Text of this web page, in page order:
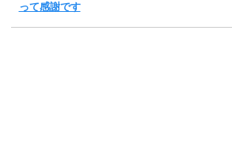
って感謝です